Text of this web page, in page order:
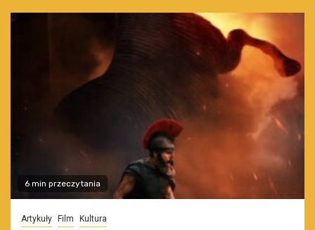
6 min przeczytania
Artykuły Film Kultura